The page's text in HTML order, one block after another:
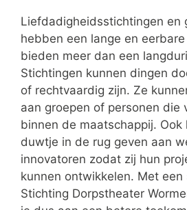
Liefdadigheidsstichtingen en
hebben een lange en
bieden meer dan een
Stichtingen kunnen dingen
of rechtvaardig zijn. Ze
aan groepen of personen die
binnen de maatschappij. Ook
duwtje in de rug geven aan
innovatoren zodat zij hun
kunnen ontwikkelen. Met een
Stichting Dorpstheater